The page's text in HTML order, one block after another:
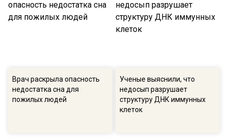
Врач раскрыла опасность
недостатка сна для
пожилых людей
Ученые выяснили, что
недосып разрушает
структуру ДНК иммунных
клеток